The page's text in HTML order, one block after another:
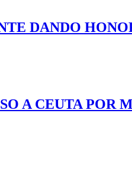
DANDO
A CEUTA POR